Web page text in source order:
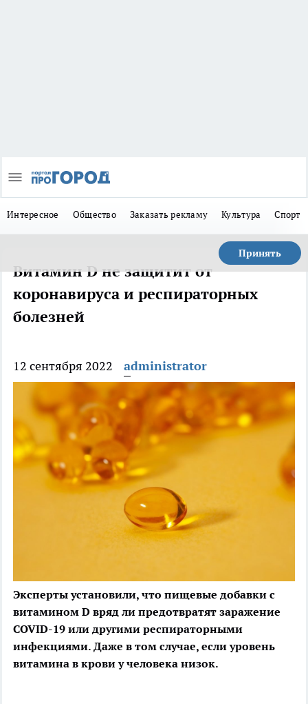
Интересное Общество Заказать рекламу Культура Спорт
Принять
Витамин D не защитит от
коронавируса и респираторных
болезней
12 сентября 2022 administrator
Эксперты установили, что пищевые добавки с
витамином D вряд ли предотвратят заражение
COVID-19 или другими респираторными
инфекциями. Даже в том случае, если уровень
витамина в крови у человека низок.